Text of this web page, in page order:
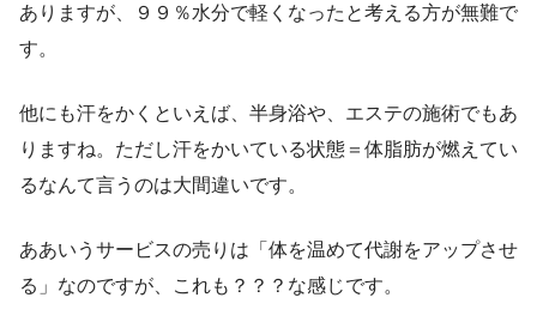
ありますが、９９％水分で軽くなったと考える方が無難で
す。
他にも汗をかくといえば、半身浴や、エステの施術でもあ
りますね。ただし汗をかいている状態＝体脂肪が燃えてい
るなんて言うのは大間違いです。
ああいうサービスの売りは「体を温めて代謝をアップさせ
る」なのですが、これも？？？な感じです。